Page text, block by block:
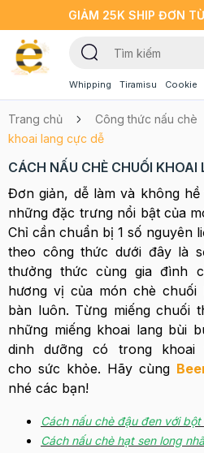
GIẢM 25K SHIP ĐƠN
Whipping Tiramisu Cookie
Trang chủ Công thức nấu chè
khoai lang cực dễ
CÁCH NẤU CHÈ CHUỐI KHOAI
Đơn giản, dễ làm và không
những đặc trưng nổi bật của
Chỉ cần chuẩn bị 1 số nguyên
theo công thức dưới đây là
thưởng thức cùng gia đình
hương vị của món chè
bàn luôn. Từng miếng chuối
những miếng khoai lang bùi
dinh dưỡng có trong
cho sức khỏe. Hãy cùng
nhé các bạn!
Cách nấu chè đậu đen với
Cách nấu chè hạt sen long